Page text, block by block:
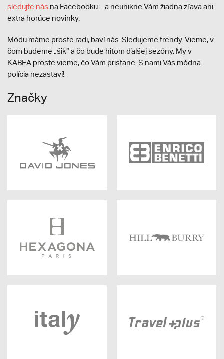
sledujte nás na Facebooku – a neunikne Vám žiadna zľava ani
extra horúce novinky.
Módu máme proste radi, baví nás. Sledujeme trendy. Vieme, v
čom budeme „šik“ a čo bude hitom ďalšej sezóny. My v
KABEA proste vieme, čo Vám pristane. S nami Vás módna
polícia nezastaví!
Značky